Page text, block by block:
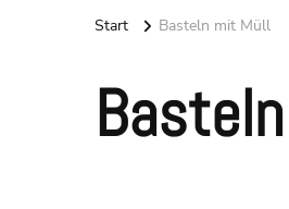
Start Basteln mit Müll